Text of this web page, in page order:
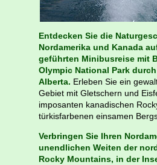
Entdecken Sie die
Nordamerika und Kanada
geführten Minibusreise mit
Olympic National Park
Alberta. Erleben Sie ein
Gebiet mit Gletschern und
imposanten kanadischen
türkisfarbenen einsamen
Verbringen Sie Ihren
unendlichen Weiten der
Rocky Mountains, in der